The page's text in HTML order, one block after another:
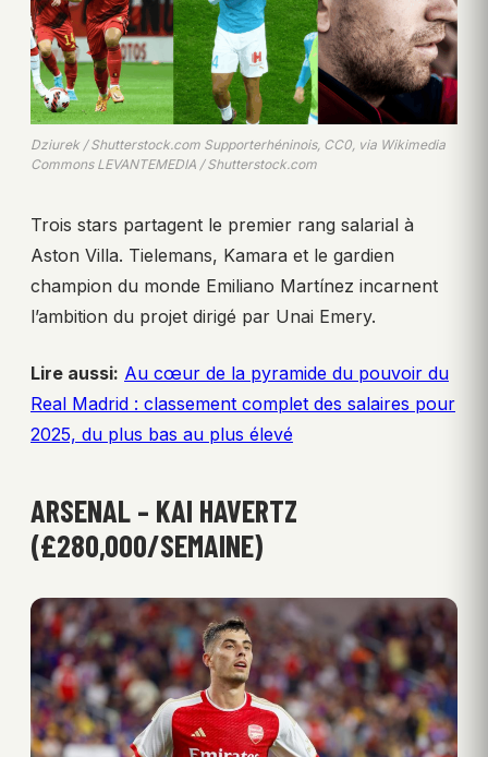
Dziurek / Shutterstock.com Supporterhéninois, CC0, via Wikimedia
Commons LEVANTEMEDIA / Shutterstock.com
Trois stars partagent le premier rang salarial à
Aston Villa. Tielemans, Kamara et le gardien
champion du monde Emiliano Martínez incarnent
l’ambition du projet dirigé par Unai Emery.
Lire aussi: Au cœur de la pyramide du pouvoir du
Real Madrid : classement complet des salaires pour
2025, du plus bas au plus élevé
ARSENAL – KAI HAVERTZ
(£280,000/SEMAINE)